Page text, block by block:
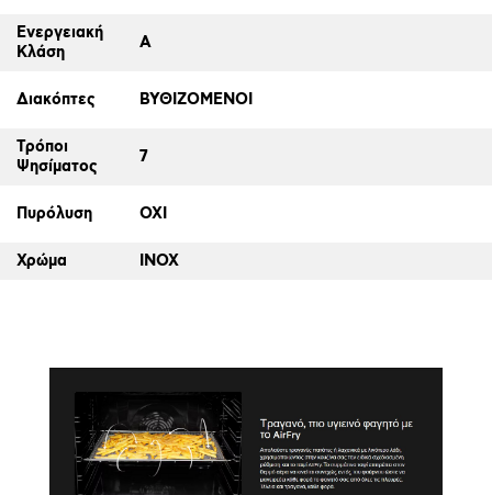
Ενεργειακή
Κλάση
A
Διακόπτες ΒΥΘΙΖΟΜΕΝΟΙ
Τρόποι
Ψησίματος
7
Πυρόλυση ΟΧΙ
Χρώμα INOX